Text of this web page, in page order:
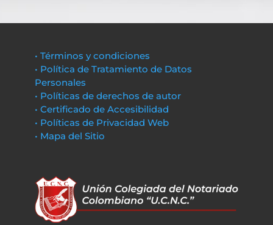
• Términos y condiciones
• Política de Tratamiento de Datos
Personales
• Políticas de derechos de autor
• Certificado de Accesibilidad
• Políticas de Privacidad Web
• Mapa del Sitio